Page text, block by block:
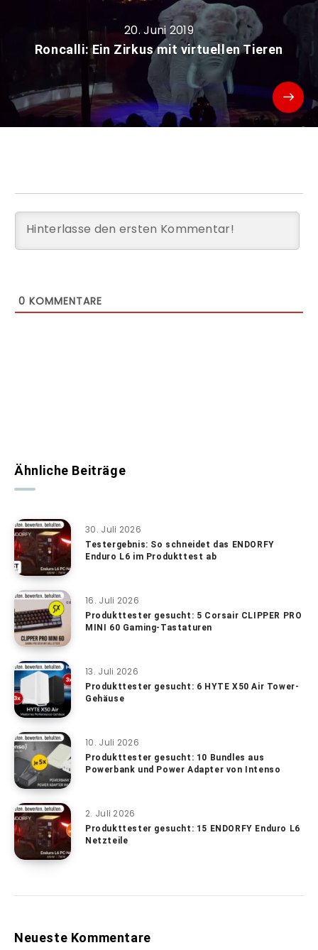
20. Juni 2019
Roncalli: Ein Zirkus mit virtuellen Tieren
0 KOMMENTARE
Ähnliche Beiträge
30. Juli 2026
Testergebnis: So schneidet das ENDORFY
Enduro L6 im Produkttest ab
16. Juli 2026
Produkttester gesucht: 5 Corsair CLIPPER PRO
MINI 60 Gaming-Tastaturen
13. Juli 2026
Produkttester gesucht: 6 HYTE X50 Air Tower-
Gehäuse
10. Juli 2026
Produkttester gesucht: 10 Bundles aus
Powerbank und Power Adapter von Intenso
2. Juli 2026
Produkttester gesucht: 15 ENDORFY Enduro L6
Netzteile
Neueste Kommentare